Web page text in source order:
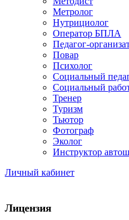
Метролог
Нутрициолог
Оператор БПЛА
Педагог-
Повар
Психолог
Социальный
Социальный
Тренер
Туризм
Тьютор
Фотограф
Эколог
Инструктор
Личный кабинет
Лицензия